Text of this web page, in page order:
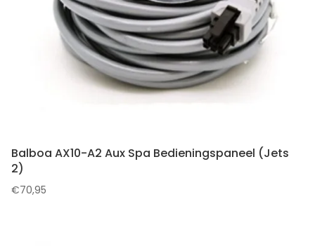
Balboa AX10-A2 Aux Spa Bedieningspaneel (Jets
2)
€70,95